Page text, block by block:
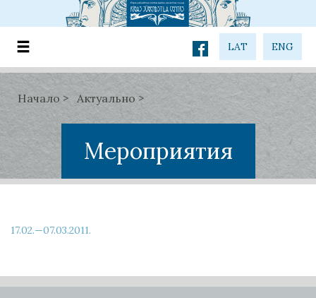
LAT ENG
Начало Актуально
Мероприятия
17.02.—07.03.2011.